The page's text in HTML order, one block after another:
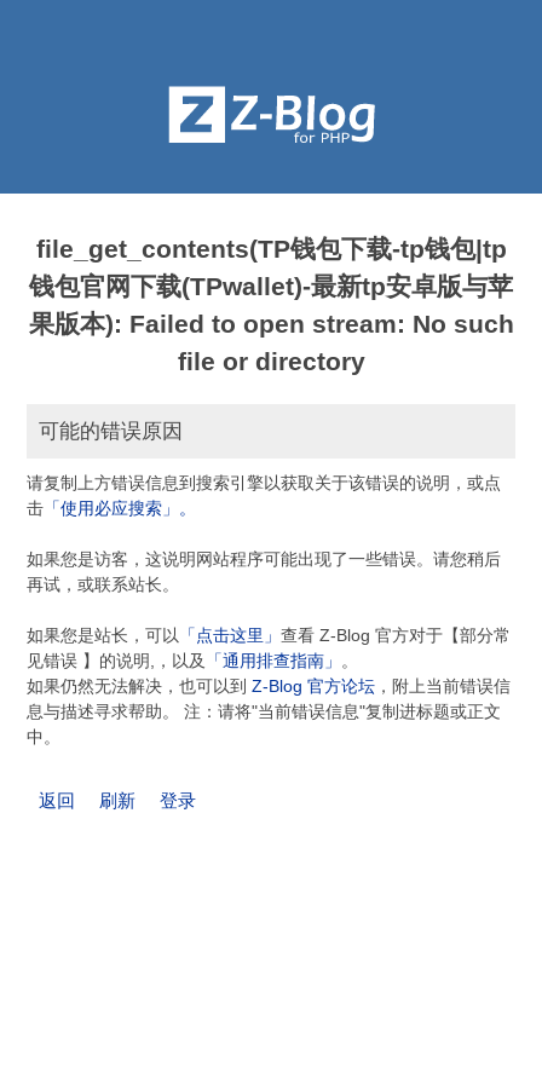
file_get_contents(TP钱包下载-tp钱包|tp
钱包官网下载(TPwallet)-最新tp安卓版与苹
果版本): Failed to open stream: No such
file or directory
可能的错误原因
请复制上方错误信息到搜索引擎以获取关于该错误的说明，或点
击 「使用必应搜索」。
如果您是访客，这说明网站程序可能出现了一些错误。请您稍后
再试，或联系站长。
如果您是站长，可以 「点击这里」查看 Z-Blog 官方对于【部分常
见错误 】的说明,，以及
「通用排查指南」 。
如果仍然无法解决，也可以到Z-Blog 官方论坛 ，附上当前错误信
息与描述寻求帮助。 注：请将"当前错误信息"复制进标题或正文
中。
返回 刷新 登录